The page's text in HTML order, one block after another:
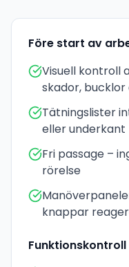
Före start av
Visuell kontroll
skador, bucklor
Tätningslister
eller underkant
Fri passage –
rörelse
knappar
Funktionskontroll